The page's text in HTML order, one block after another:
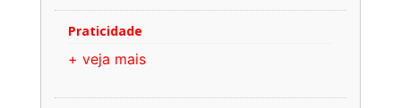
Praticidade
+ veja mais